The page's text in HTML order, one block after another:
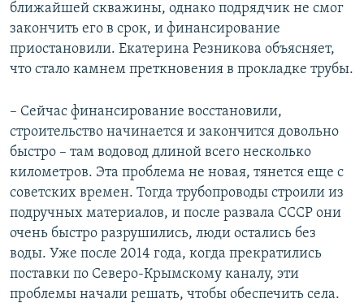
ближайшей скважины, однако подрядчик не смог
закончить его в срок, и финансирование
приостановили. Екатерина Резникова объясняет,
что стало камнем преткновения в прокладке трубы.
– Сейчас финансирование восстановили,
строительство начинается и закончится довольно
быстро – там водовод длиной всего несколько
километров. Эта проблема не новая, тянется еще с
советских времен. Тогда трубопроводы строили из
подручных материалов, и после развала СССР они
очень быстро разрушились, люди остались без
воды. Уже после 2014 года, когда прекратились
поставки по Северо-Крымскому каналу, эти
проблемы начали решать, чтобы обеспечить села.